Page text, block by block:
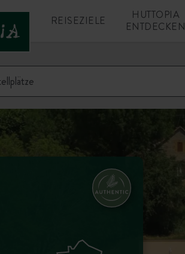
REISEZIELE
HUTTOPIA
ENTDECKEN